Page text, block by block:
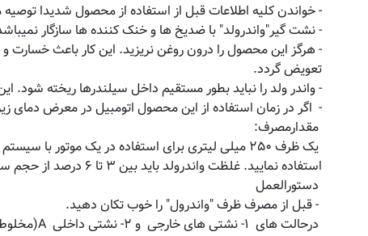
- خواندن کلیه اطلاعات قبل از استفاده از محصول شدیدا توصیه
- نشت گیر"واندرولد" با ضدیخ ها و خنک کننده ها سازگار
- هرگز این محصول را درون روغن نریزید. این کار باعث
تعویض گردد.
- واندر ولد را نباید بطور مستقیم داخل سیلندرها ریخته
- اگر در زمان استفاده از این محصول اتومبیل در معرض دمای
مقدارمصرف:
استفاده نمایید. غلظت واندرولد باید بین ۳ تا ۶ درصد از حجم سیستم خنکی باشد.
دستورالعمل
- قبل از مصرف ظرف "واندرول" را خوب تکان دهید.
درحالت های ۱- نشتی های خارجی و ۲- نشتی داخلی A(مخلوط شدن آب و روغن)